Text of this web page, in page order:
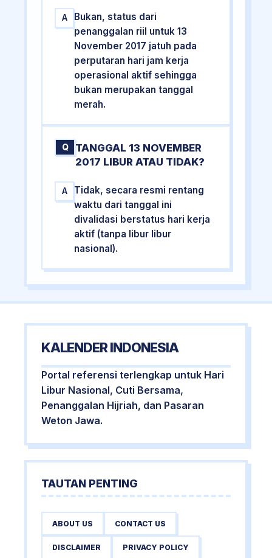
A
Bukan, status dari
penanggalan riil untuk 13
November 2017 jatuh pada
perputaran hari jam kerja
operasional aktif sehingga
bukan merupakan tanggal
merah.
Q
TANGGAL 13 NOVEMBER
2017 LIBUR ATAU TIDAK?
A
Tidak, secara resmi rentang
waktu dari tanggal ini
divalidasi berstatus hari kerja
aktif (tanpa libur libur
nasional).
KALENDER INDONESIA
Portal referensi terlengkap untuk Hari
Libur Nasional, Cuti Bersama,
Penanggalan Hijriah, dan Pasaran
Weton Jawa.
TAUTAN PENTING
ABOUT US CONTACT US
DISCLAIMER PRIVACY POLICY